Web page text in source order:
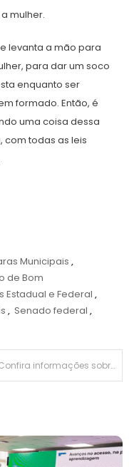
mulher.
levanta a mão para
para dar um soco
enquanto ser
formado. Então, é
uma coisa dessa
com todas as leis
Municipais ,
de Bom
Estadual e Federal ,
, Senado federal ,
SP: Confira informações sobre como será a estação do inverno em 2024